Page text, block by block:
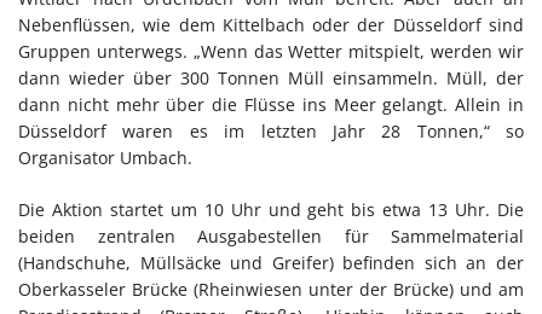
Nebenflüssen, wie dem Kittelbach oder der Düsseldorf sind
Gruppen unterwegs. „Wenn das Wetter mitspielt, werden wir
dann wieder über 300 Tonnen Müll einsammeln. Müll, der
dann nicht mehr über die Flüsse ins Meer gelangt. Allein in
Düsseldorf waren es im letzten Jahr 28 Tonnen,“ so
Organisator Umbach.
Die Aktion startet um 10 Uhr und geht bis etwa 13 Uhr. Die
beiden zentralen Ausgabestellen für Sammelmaterial
(Handschuhe, Müllsäcke und Greifer) befinden sich an der
Oberkasseler Brücke (Rheinwiesen unter der Brücke) und am